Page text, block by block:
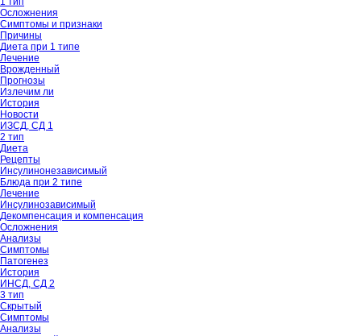
Осложнения
Симптомы и признаки
Причины
Диета при 1 типе
Лечение
Врожденный
Прогнозы
Излечим ли
История
Новости
ИЗСД, СД 1
2 тип
Диета
Рецепты
Инсулинонезависимый
Блюда при 2 типе
Лечение
Инсулинозависимый
Декомпенсация и компенсация
Осложнения
Анализы
Симптомы
Патогенез
История
ИНСД, СД 2
3 тип
Скрытый
Симптомы
Анализы